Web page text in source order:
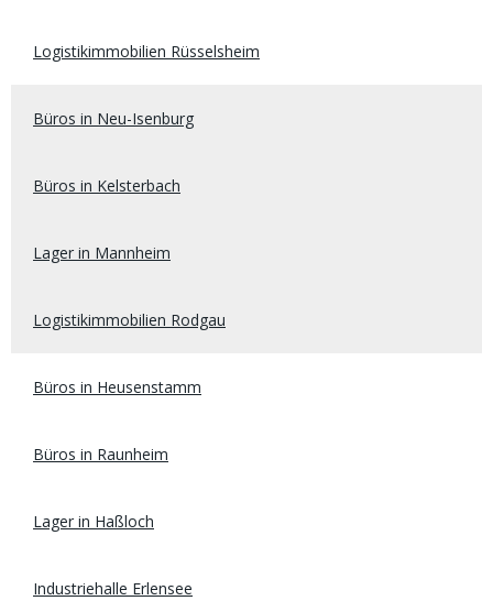
Logistikimmobilien Rüsselsheim
Büros in Neu-Isenburg
Büros in Kelsterbach
Lager in Mannheim
Logistikimmobilien Rodgau
Büros in Heusenstamm
Büros in Raunheim
Lager in Haßloch
Industriehalle Erlensee